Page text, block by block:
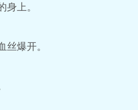
身上。
爆开。